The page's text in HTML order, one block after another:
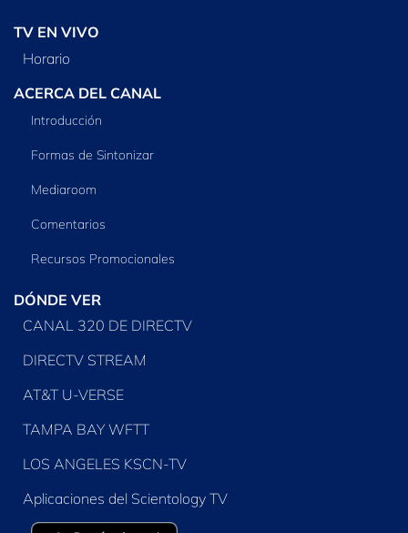
TV EN VIVO
Horario
ACERCA DEL CANAL
Introducción
Formas de Sintonizar
Mediaroom
Comentarios
Recursos Promocionales
DÓNDE VER
CANAL 320 DE DIRECTV
DIRECTV STREAM
AT&T U-VERSE
TAMPA BAY WFTT
LOS ANGELES KSCN-TV
Aplicaciones del Scientology TV